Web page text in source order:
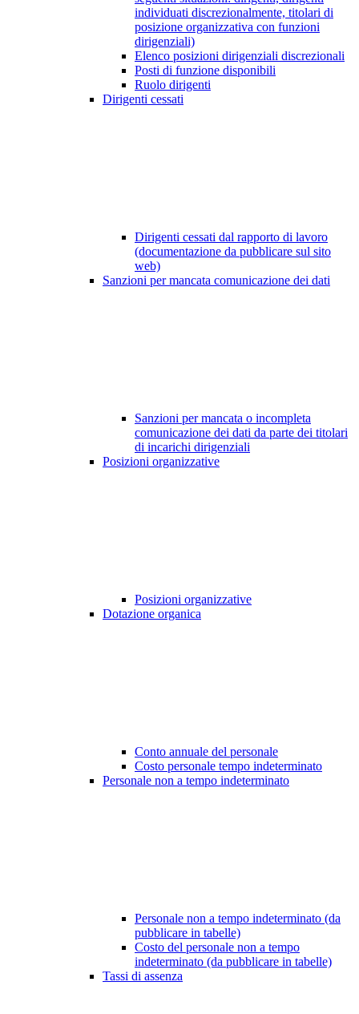
individuati discrezionalmente, titolari di
posizione organizzativa con funzioni
dirigenziali)
Elenco posizioni dirigenziali discrezionali
Posti di funzione disponibili
Ruolo dirigenti
Dirigenti cessati
Dirigenti cessati dal rapporto di lavoro
(documentazione da pubblicare sul sito
web)
Sanzioni per mancata comunicazione dei dati
Sanzioni per mancata o incompleta
comunicazione dei dati da parte dei titolari
di incarichi dirigenziali
Posizioni organizzative
Posizioni organizzative
Dotazione organica
Conto annuale del personale
Costo personale tempo indeterminato
Personale non a tempo indeterminato
Personale non a tempo indeterminato (da
pubblicare in tabelle)
Costo del personale non a tempo
indeterminato (da pubblicare in tabelle)
Tassi di assenza